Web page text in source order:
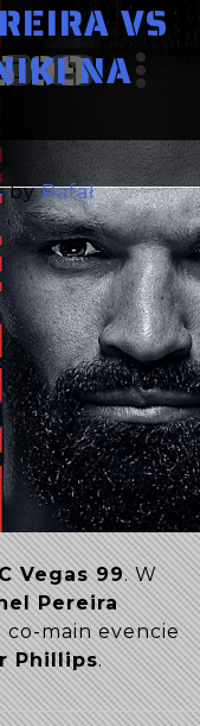
99
VS
NA
byRafał
Vegas 99. W
Pereira
co-main evencie
Phillips.